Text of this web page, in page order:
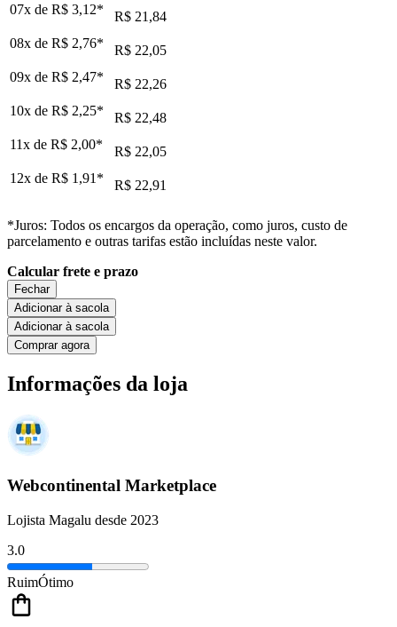
07x de R$ 3,12*
R$ 21,84
08x de R$ 2,76*
R$ 22,05
09x de R$ 2,47*
R$ 22,26
10x de R$ 2,25*
R$ 22,48
11x de R$ 2,00*
R$ 22,05
12x de R$ 1,91 * R$ 22,91
*Juros: Todos os encargos da operação, como juros, custo de
parcelamento e outras tarifas estão incluídas neste valor.
Calcular frete e prazo
Fechar
Adicionar à sacola
Adicionar à sacola
Comprar agora
Informações da loja
Webcontinental Marketplace
Lojista Magalu desde 2023
3.0
RuimÓtimo